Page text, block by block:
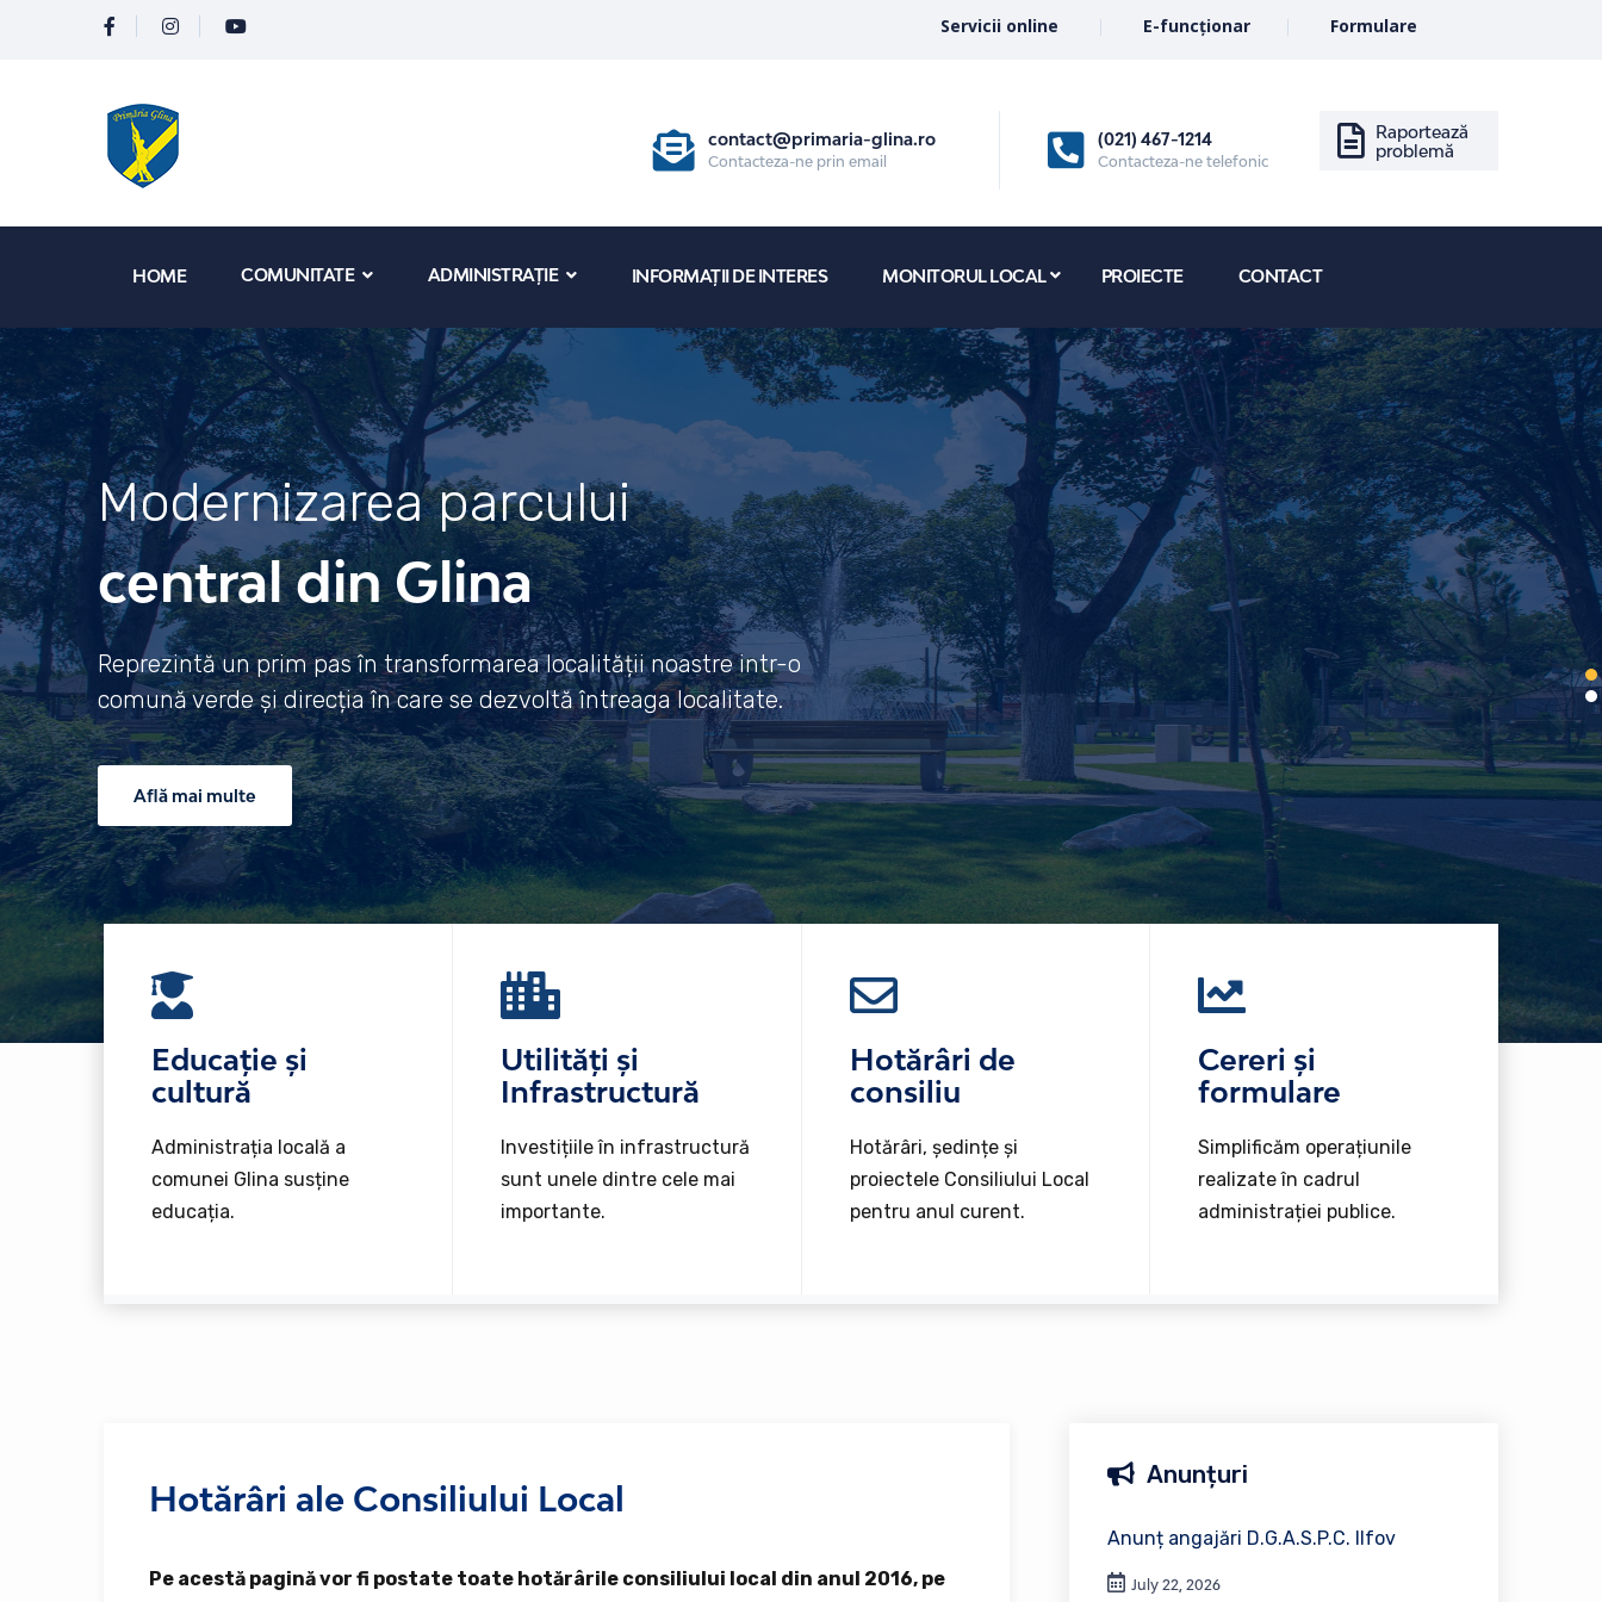
Servicii online E-funcționar Formulare
contact@primaria-glina.ro
Contacteza-ne prin email
(021) 467-1214
Contacteza-ne telefonic
Raportează
problemă
HOME COMUNITATE ADMINISTRAȚIE INFORMAȚII DE INTERES MONITORUL LOCAL PROIECTE CONTACT
Modernizarea parcului
central din Glina
Reprezintă un prim pas în transformarea localității noastre intr-o
comună verde și direcția în care se dezvoltă întreaga localitate.
Află mai multe
Educație și
cultură
Administrația locală a
comunei Glina susține
educația.
Utilități și
Infrastructură
Investițiile în infrastructură
sunt unele dintre cele mai
importante.
Hotărâri de
consiliu
Hotărâri, ședințe și
proiectele Consiliului Local
pentru anul curent.
Cereri și
formulare
Simplificăm operațiunile
realizate în cadrul
administrației publice.
Hotărâri ale Consiliului Local
Pe acestă pagină vor fi postate toate hotărârile consiliului local din anul 2016, pe
Anunțuri
Anunț angajări D.G.A.S.P.C. Ilfov
July 22, 2026